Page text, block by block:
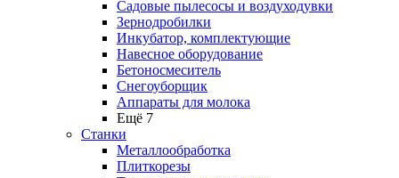
Садовые пылесосы и воздуходувки
Зернодробилки
Инкубатор, комплектующие
Навесное оборудование
Бетоносмеситель
Снегоуборщик
Аппараты для молока
Ещё 7
Станки
Металлообработка
Плиткорезы